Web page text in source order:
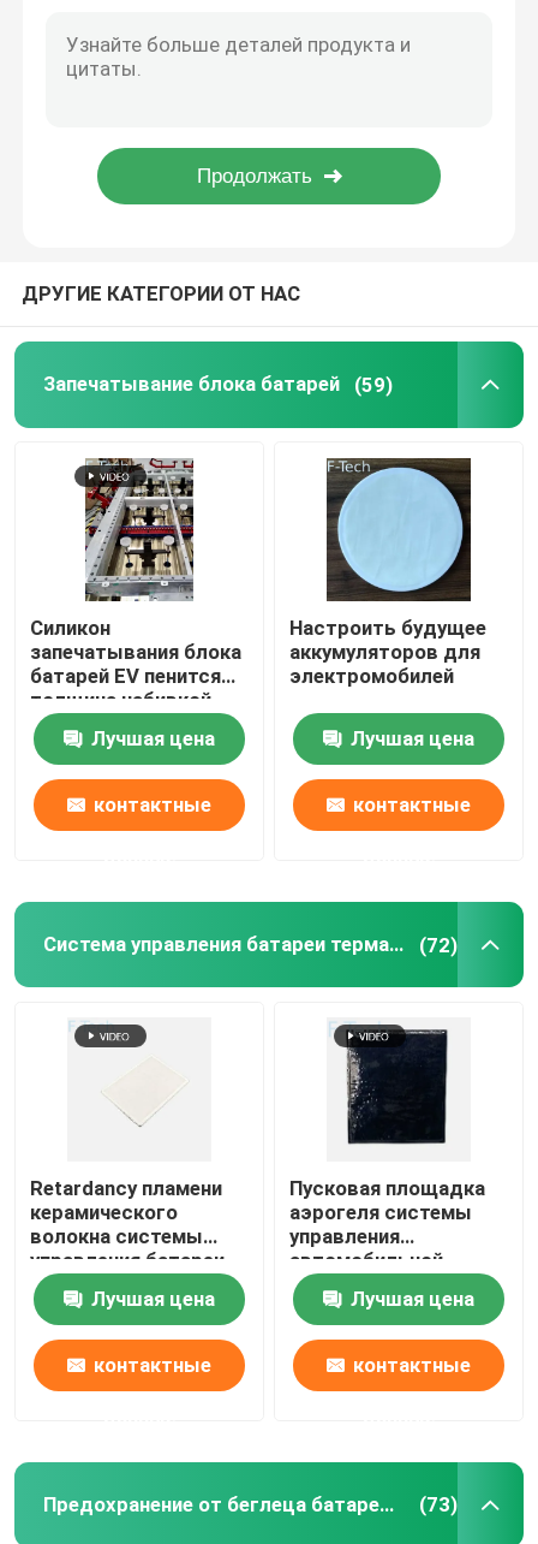
Запросите цитату
Предохранение от беглеца батареи термальное
Термоизоляция батареи
Обруч батареи термальный
Предохранение от батареи EV
Предел допуска зазора
Интерфейс батареи
Выпуск облигаций батареи
ДРУГИЕ КАТЕГОРИИ ОТ НАС
Запечатывание блока батарей (59)
Силикон
запечатывания блока
батарей EV пенится
толщина набивкой
0.8-25.4mm
Лучшая цена
контактные
Настроить будущее
аккумуляторов для
электромобилей
Лучшая цена
контактные
Система управления батареи термальная (72)
Retardancy пламени
керамического
волокна системы
управления батареи
Ev термальным
чувствуемый
аэрогелем
Лучшая цена
контактные
Пусковая площадка
аэрогеля системы
управления
автомобильной
батареи термальная
не горючаяЛучшая цена
контактные
Предохранение от беглеца батареи термальное (73)